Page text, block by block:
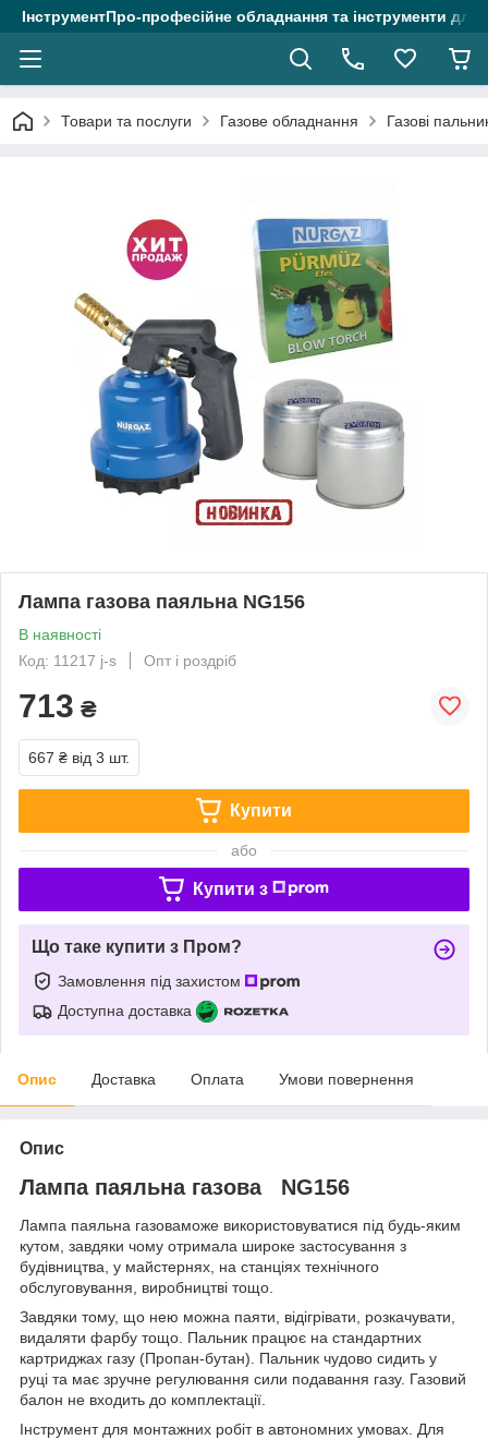
ІнструментПро-професійне обладнання та інструменти для
Товари та послуги Газове обладнання Газові
Лампа газова паяльна NG156
В наявності
Код: 11217 j-s
Опт і роздріб
713 ₴
667 ₴ від 3 шт.
Купити
або
Купити з
Що таке купити з Пром?
Замовлення під захистом
Доступна доставка
Опис Доставка Оплата Умови повернення
Опис
Лампа паяльна газова NG156
Лампа паяльна газоваможе використовуватися під будь-яким
кутом, завдяки чому отримала широке застосування з
будівництва, у майстернях, на станціях технічного
обслуговування, виробництві тощо.
Завдяки тому, що нею можна паяти, відігрівати, розкачувати,
видаляти фарбу тощо. Пальник працює на стандартних
картриджах газу (Пропан-бутан). Пальник чудово сидить у
руці та має зручне регулювання сили подавання газу. Газовий
балон не входить до комплектації.
Інструмент для монтажних робіт в автономних умовах. Для